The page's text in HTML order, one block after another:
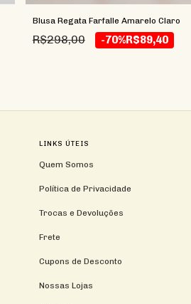
Blusa Regata Farfalle Amarelo Claro
R$298,00 -70%R$89,40
LINKS ÚTEIS
Quem Somos
Política de Privacidade
Trocas e Devoluções
Frete
Cupons de Desconto
Nossas Lojas